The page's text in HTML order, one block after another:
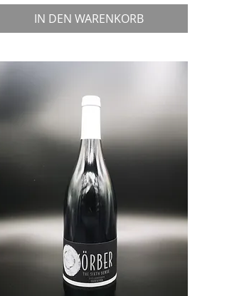
IN DEN WARENKORB